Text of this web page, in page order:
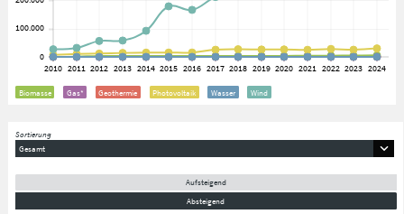
Biomasse Gas* Geothermie Photovoltaik Wasser Wind
Sortierung
Gesamt
Aufsteigend
Absteigend